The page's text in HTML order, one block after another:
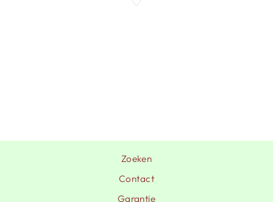
Zoeken
Contact
Garantie